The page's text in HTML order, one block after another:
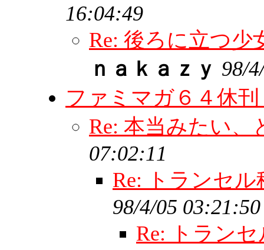
16:04:49
Re: 後ろに立つ
ｎａｋａｚｙ 98/
ファミマガ６４休
Re: 本当みたい
07:02:11
Re: トランセ
98/4/05 03:21:50
Re: トラン